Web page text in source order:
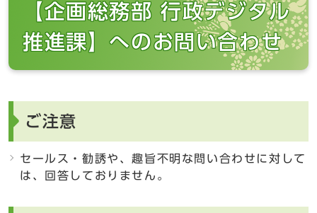
【企画総務部 行政デジタル
推進課】へのお問い合わせ
ご注意
セールス・勧誘や、趣旨不明な問い合わせに対して
は、回答しておりません。